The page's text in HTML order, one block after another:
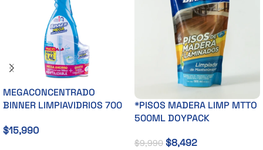
MEGACONCENTRADO
BINNER LIMPIAVIDRIOS 700
$15,990
*PISOS MADERA LIMP MTTO
500ML DOYPACK
$9,990 $8,492